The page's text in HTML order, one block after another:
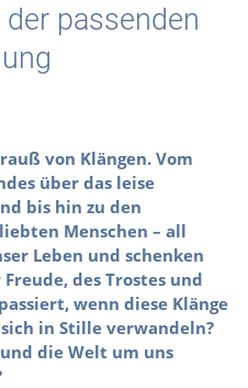
passenden
von Klängen. Vom
über das leise
bis hin zu den
Menschen – all
Leben und schenken
des Trostes und
wenn diese Klänge
in Stille verwandeln?
die Welt um uns